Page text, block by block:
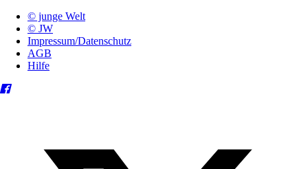
© junge Welt
© JW
Impressum/Datenschutz
AGB
Hilfe